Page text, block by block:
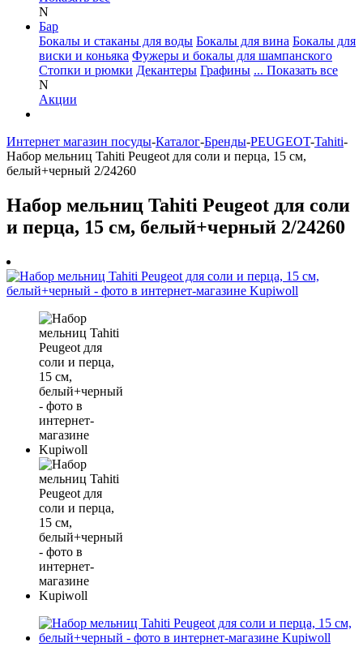
N
Бар
Бокалы и стаканы для воды Бокалы для вина Бокалы для
виски и коньяка Фужеры и бокалы для шампанского
Стопки и рюмки Декантеры Графины ... Показать все
N
Акции
Интернет магазин посуды-Каталог-Бренды-PEUGEOT-Tahiti-
Набор мельниц Tahiti Peugeot для соли и перца, 15 см,
белый+черный 2/24260
Набор мельниц Tahiti Peugeot для соли
и перца, 15 см, белый+черный 2/24260